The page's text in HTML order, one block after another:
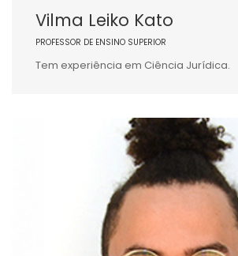
Vilma Leiko Kato
PROFESSOR DE ENSINO SUPERIOR
Tem experiência em Ciência Jurídica.